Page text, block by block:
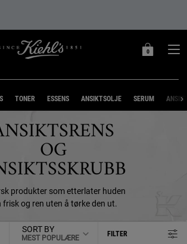
MIN
0
0 PRODUKT
TONER ESSENS ANSIKTSOLJE SERUM
OG
produkter som etterlater huden
frisk og ren uten å tørke den ut.
SORT BY FILTER
FILTERMENY